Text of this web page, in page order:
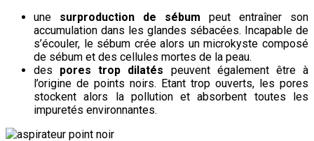
une surproduction de sébum peut entraîner son
accumulation dans les glandes sébacées. Incapable de
s’écouler, le sébum crée alors un microkyste composé
de sébum et des cellules mortes de la peau.
des pores trop dilatés peuvent également être à
l’origine de points noirs. Etant trop ouverts, les pores
stockent alors la pollution et absorbent toutes les
impuretés environnantes.